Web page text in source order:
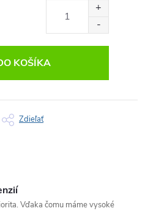
KOŠÍKA
Zdieľať
Vďaka čomu máme vysoké